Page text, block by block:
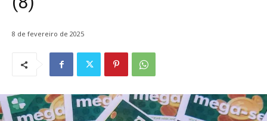
8 de fevereiro de 2025